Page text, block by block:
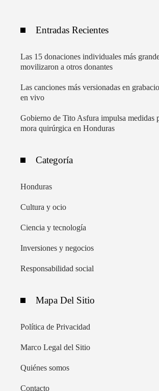
Entradas Recientes
Las 15 donaciones individuales más
movilizaron a otros donantes
Las canciones más versionadas en
en vivo
Gobierno de Tito Asfura impulsa medidas
mora quirúrgica en Honduras
Categoría
Honduras
Cultura y ocio
Ciencia y tecnología
Inversiones y negocios
Responsabilidad social
Mapa Del Sitio
Política de Privacidad
Marco Legal del Sitio
Quiénes somos
Contacto